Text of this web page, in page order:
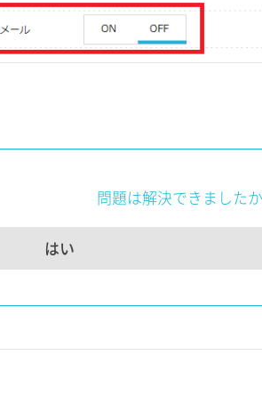
問題は解決できました
はい